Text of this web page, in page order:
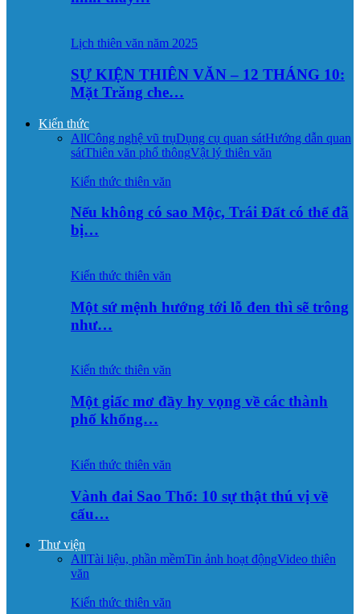
Lịch thiên văn năm 2025
SỰ KIỆN THIÊN VĂN – 12 THÁNG 10:
Mặt Trăng che…
Kiến thức
AllCông nghệ vũ trụDụng cụ quan sátHướng dẫn quan
sátThiên văn phổ thôngVật lý thiên văn
Kiến thức thiên văn
Nếu không có sao Mộc, Trái Đất có thể đã
bị…
Kiến thức thiên văn
Một sứ mệnh hướng tới lỗ đen thì sẽ trông
như…
Kiến thức thiên văn
Một giấc mơ đầy hy vọng về các thành
phố khổng…
Kiến thức thiên văn
Vành đai Sao Thổ: 10 sự thật thú vị về
cấu…
Thư viện
AllTài liệu, phần mềmTin ảnh hoạt độngVideo thiên
văn
Kiến thức thiên văn